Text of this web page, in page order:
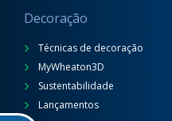
Decoração
Técnicas de decoração
MyWheaton3D
Sustentabilidade
Lançamentos